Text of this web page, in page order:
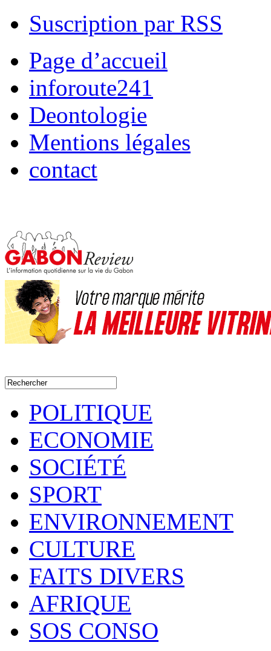
Suscription par RSS
Page d’accueil
inforoute241
Deontologie
Mentions légales
contact
POLITIQUE
ECONOMIE
SOCIÉTÉ
SPORT
ENVIRONNEMENT
CULTURE
FAITS DIVERS
AFRIQUE
SOS CONSO